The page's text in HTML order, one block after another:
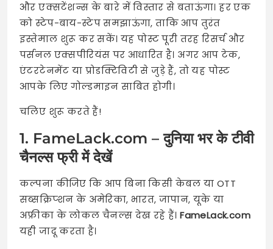
और एक्सटेंशन्स के बारे में विस्तार से बताऊंगा। हर एक
को स्टेप-बाय-स्टेप समझाऊंगा, ताकि आप तुरंत
इस्तेमाल शुरू कर सकें। यह पोस्ट पूरी तरह रिसर्च और
पर्सनल एक्सपीरियंस पर आधारित है। अगर आप टेक,
एंटरटेनमेंट या प्रोडक्टिविटी से जुड़े हैं, तो यह पोस्ट
आपके लिए गोल्डमाइन साबित होगी।
चलिए शुरू करते हैं!
1. FameLack.com – दुनिया भर के टीवी
चैनल्स फ्री में देखें
कल्पना कीजिए कि आप बिना किसी केबल या OTT
सब्सक्रिप्शन के अमेरिका, भारत, जापान, यूके या
अफ्रीका के लोकल चैनल्स देख रहे हैं।FameLack.com
यही जादू करता है।